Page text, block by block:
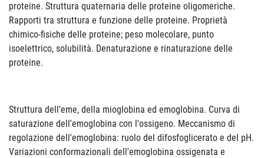
proteine. Struttura quaternaria delle proteine oligomeriche.
Rapporti tra struttura e funzione delle proteine. Proprietà
chimico-fisiche delle proteine; peso molecolare, punto
isoelettrico, solubilità. Denaturazione e rinaturazione delle
proteine.
Struttura dell'eme, della mioglobina ed emoglobina. Curva di
saturazione dell'emoglobina con l'ossigeno. Meccanismo di
regolazione dell'emoglobina: ruolo del difosfoglicerato e del pH.
Variazioni conformazionali dell'emoglobina ossigenata e